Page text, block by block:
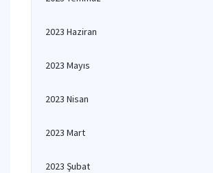
2023 Haziran
2023 Mayıs
2023 Nisan
2023 Mart
2023 Şubat